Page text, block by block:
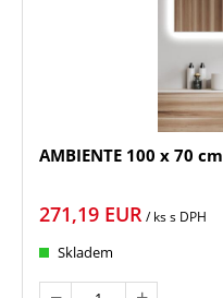
AMBIENTE 100 x 70 cm
271,19 EUR / kss DPH
Skladem